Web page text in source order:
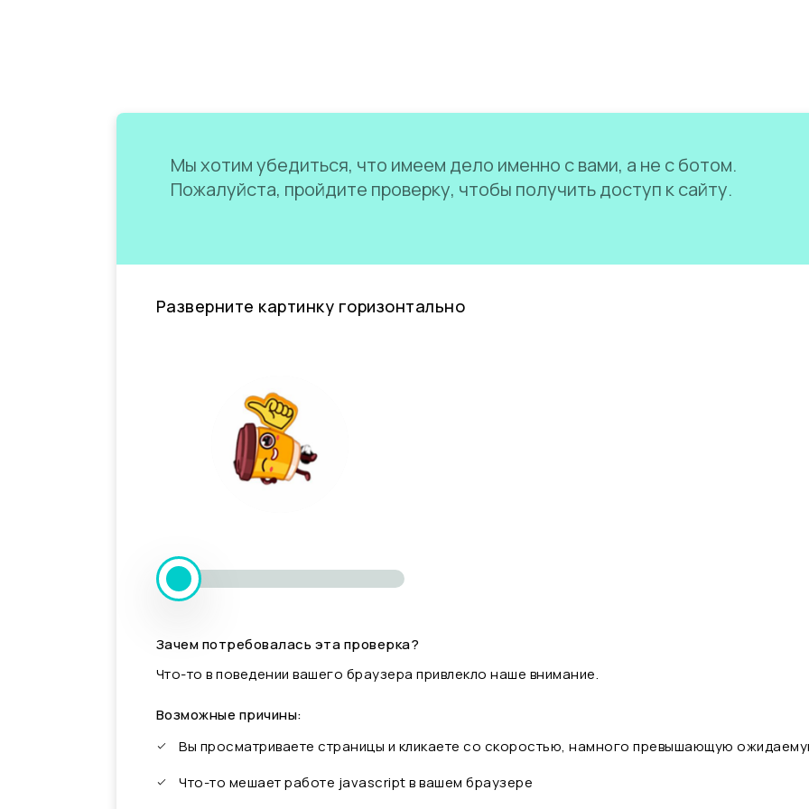
Мы хотим убедиться, что имеем дело именно с вами, а не с ботом.
Пожалуйста, пройдите проверку, чтобы получить доступ к сайту.
Разверните картинку горизонтально
Зачем потребовалась эта проверка?
Что-то в поведении вашего браузера привлекло наше внимание.
Возможные причины:
Вы просматриваете страницы и кликаете со скоростью, намного превышающую
Что-то мешает работе javascript в вашем браузере